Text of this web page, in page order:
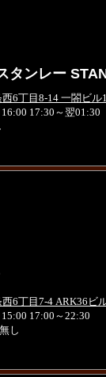
タンレー
6丁目8-14 一閤ビル
16:00 17:30～翌01:30
6丁目7-4 ARK36ビ
15:00 17:00～22:30
し